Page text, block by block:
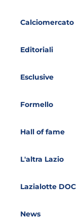
Calciomercato
Editoriali
Esclusive
Formello
Hall of fame
L'altra Lazio
Lazialotte DOC
News